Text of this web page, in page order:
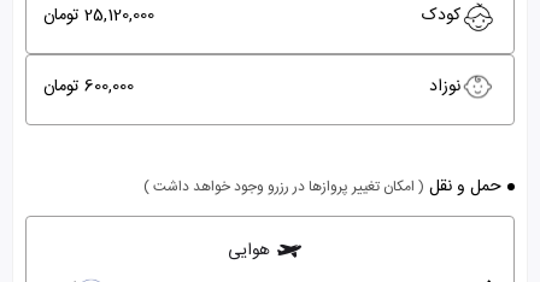
کودک 25,120,000 تومان
نوزاد 600,000 تومان
حمل و نقل ( امکان تغییر پروازها در رزرو وجود خواهد داشت )
هوایی